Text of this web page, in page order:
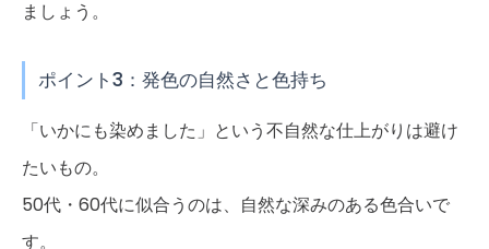
ましょう。
ポイント3：発色の自然さと色持ち
「いかにも染めました」という不自然な仕上がりは避け
たいもの。
50代・60代に似合うのは、自然な深みのある色合いで
す。